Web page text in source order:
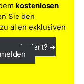
kostenlosen
Sie den
allen exklusiven
registriert? ➔